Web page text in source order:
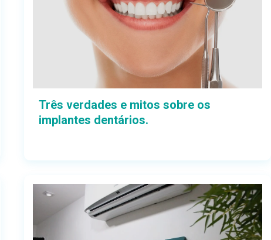
Três verdades e mitos sobre os
implantes dentários.